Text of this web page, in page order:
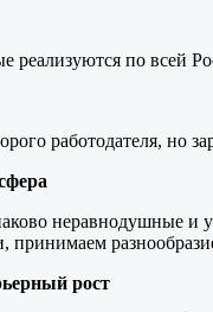
реализуются по всей
работодателя,
неравнодушные
рост